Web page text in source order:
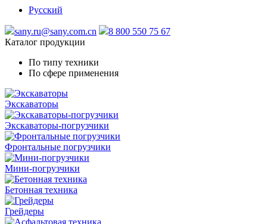
Русский
sany.ru@sany.com.cn
8 800 550 75 67
Каталог продукции
По типу техники
По сфере применения
Экскаваторы
Экскаваторы-погрузчики
Фронтальные погрузчики
Мини-погрузчики
Бетонная техника
Грейдеры